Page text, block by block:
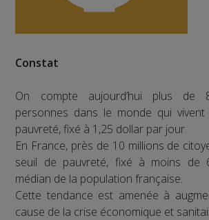
Constat
On compte aujourd’hui plus de
personnes dans le monde qui
pauvreté, fixé à 1,25 dollar par jour.
En France, près de 10 millions de
seuil de pauvreté, fixé à moins de
médian de la population française.
Cette tendance est amenée à
cause de la crise économique et